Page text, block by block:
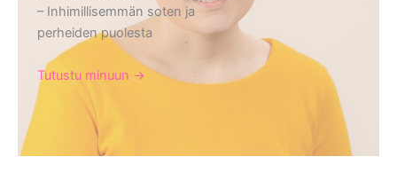
– Inhimillisemmän soten ja
perheiden puolesta
Tutustu minuun ->